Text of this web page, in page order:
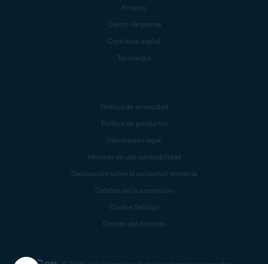
Empleo
Centro de prensa
Confianza digital
Tecnología
Política de privacidad
Política de productos
Información legal
Informar de una vulnerabilidad
Declaración sobre la esclavitud moderna
Detalles de la suscripción
Cookie Settings
Desistir del contrato